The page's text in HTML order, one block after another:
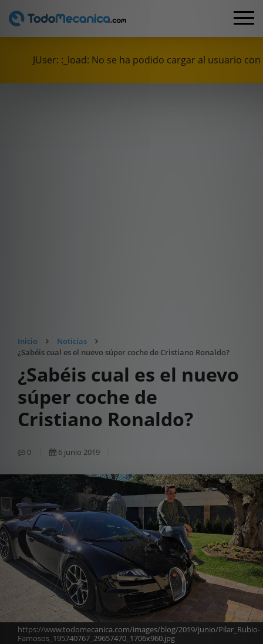
JUser: :_load: No se ha podido cargar al usuario
Inicio
Noticias
¿Sabéis cual es el nuevo súper coche de Cristiano Ronaldo?
¿Sabéis cual es el nuevo
súper coche de
Cristiano Ronaldo?
0 6 junio 2019
https://www.todomecanica.com/images/blog/2019/junio/Pilar_Rubio-
Famosos_195740767_29657470_1706x960.jpg